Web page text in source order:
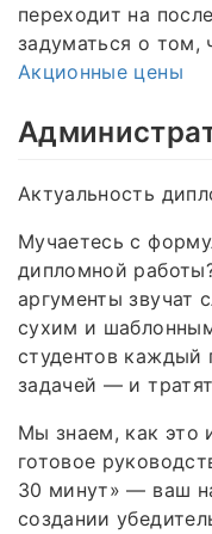
переходит на
задуматься о том,
Акционные цены
Актуальность
Мучаетесь с
дипломной
аргументы звучат
сухим и
студентов каждый
задачей — и
Мы знаем, как это
готовое
30 минут» — ваш
создании